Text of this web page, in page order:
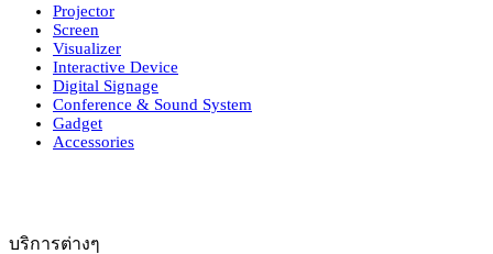
Projector
Screen
Visualizer
Interactive Device
Digital Signage
Conference & Sound System
Gadget
Accessories
บริการต่างๆ